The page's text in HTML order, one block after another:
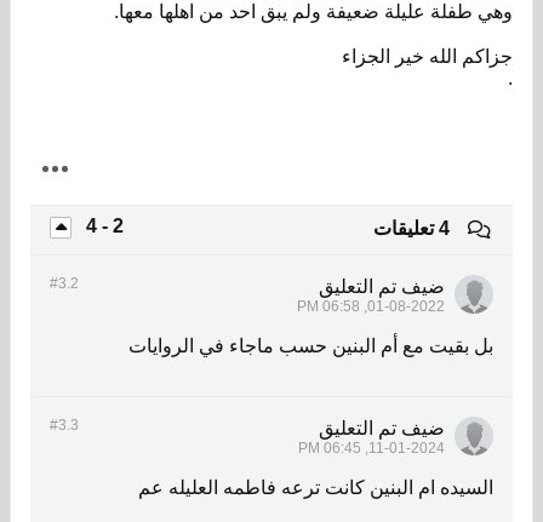
وهي طفلة عليلة ضعيفة ولم يبق احد من اهلها معها.
جزاكم الله خير الجزاء
.
2 - 4 4 تعليقات
#3.2 ضيف تم التعليق
01-08-2022, 06:58 PM
بل بقيت مع أم البنين حسب ماجاء في الروايات
#3.3 ضيف تم التعليق
11-01-2024, 06:45 PM
السيده ام البنين كانت ترعه فاطمه العليله عم